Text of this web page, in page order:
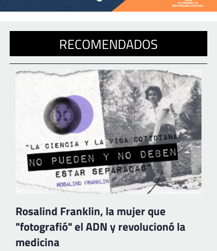
RECOMENDADOS
Rosalind Franklin, la mujer que
"fotografió" el ADN y revolucionó la
medicina